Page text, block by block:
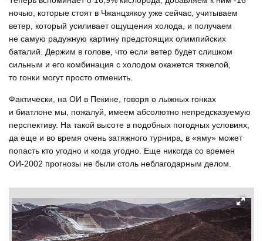
ночью, которые стоят в Чжанцзякоу уже сейчас, учитываем
ветер, который усиливает ощущения холода, и получаем
не самую радужную картину предстоящих олимпийских
баталий. Держим в голове, что если ветер будет слишком
сильным и его комбинация с холодом окажется тяжелой,
то гонки могут просто отменить.
Фактически, на ОИ в Пекине, говоря о лыжных гонках
и биатлоне мы, пожалуй, имеем абсолютно непредсказуемую
перспективу. На такой высоте в подобных погодных условиях,
да еще и во время очень затяжного турнира, в «яму» может
попасть кто угодно и когда угодно. Еще никогда со времен
ОИ-2002 прогнозы не были столь неблагодарным делом.